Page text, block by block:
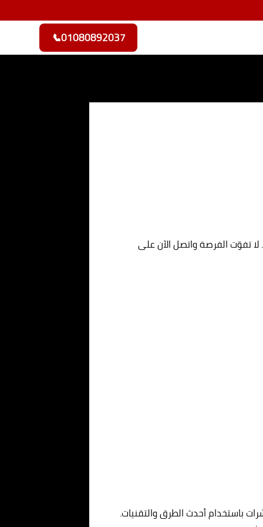
01080892037
📞
تفوّت الفرصة واتصل الآن على
باستخدام أحدث الطرق والتقنيات.